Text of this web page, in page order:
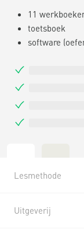
11
toetsboek
software
Lesmethode
Uitgeverij